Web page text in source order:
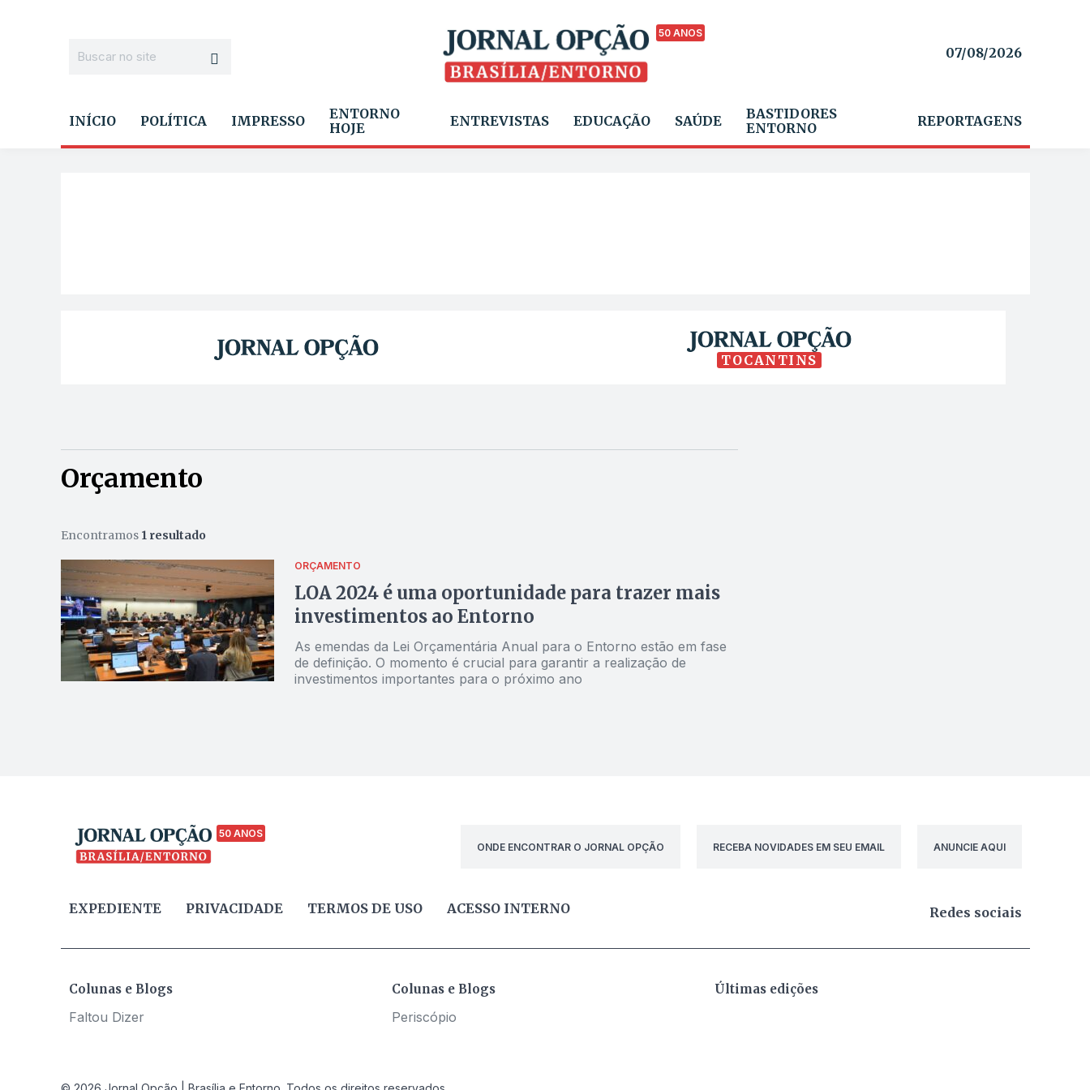
50 ANOS
07/08/2026
INÍCIO POLÍTICA IMPRESSO
ENTORNO
HOJE
ENTREVISTAS EDUCAÇÃO SAÚDE
BASTIDORES
ENTORNO
REPORTAGENS
TOCANTINS
Orçamento
Encontramos 1 resultado
ORÇAMENTO
LOA 2024 é uma oportunidade para trazer mais
investimentos ao Entorno
As emendas da Lei Orçamentária Anual para o Entorno estão em fase
de definição. O momento é crucial para garantir a realização de
investimentos importantes para o próximo ano
50 ANOS
ONDE ENCONTRAR O JORNAL OPÇÃO
RECEBA NOVIDADES EM SEU EMAIL ANUNCIE AQUI
EXPEDIENTE PRIVACIDADE TERMOS DE USO ACESSO INTERNO Redes sociais
Colunas e Blogs
Faltou Dizer
Colunas e Blogs
Periscópio
Últimas edições